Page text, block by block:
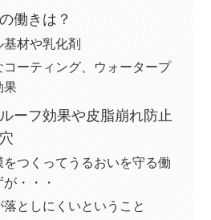
働きは？
材や乳化剤
ーティング、ウォータープ
果
ーフ効果や皮脂崩れ防止
をつくってうるおいを守る働
・・・
落としにくいということ